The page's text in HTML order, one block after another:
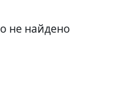
не найдено